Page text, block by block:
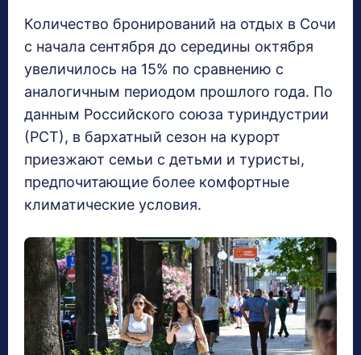
Количество бронирований на отдых в Сочи
с начала сентября до середины октября
увеличилось на 15% по сравнению с
аналогичным периодом прошлого года. По
данным Российского союза туриндустрии
(РСТ), в бархатный сезон на курорт
приезжают семьи с детьми и туристы,
предпочитающие более комфортные
климатические условия.